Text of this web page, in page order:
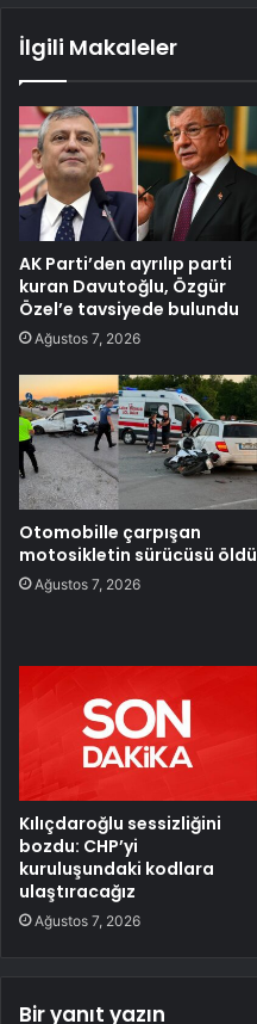
İlgili Makaleler
AK Parti’den ayrılıp parti
kuran Davutoğlu, Özgür
Özel’e tavsiyede bulundu
Ağustos 7, 2026
Otomobille çarpışan
motosikletin sürücüsü öldü
Ağustos 7, 2026
Kılıçdaroğlu sessizliğini
bozdu: CHP’yi
kuruluşundaki kodlara
ulaştıracağız
Ağustos 7, 2026
Bir yanıt yazın